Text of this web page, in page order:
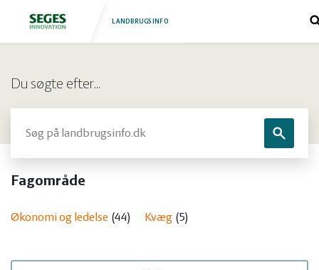
ind
Forside
Grise
LANDBRUGSINFO
Du søgte efter…
Søg
Fagområde
Økonomi og ledelse 44 Kvæg 5